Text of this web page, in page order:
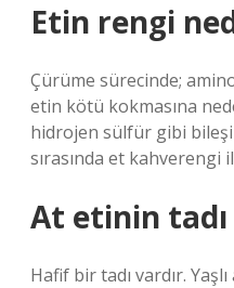
Etin rengi
Çürüme sürecinde;
etin kötü kokmasına
hidrojen sülfür gibi
sırasında et kahverengi
At etinin
Hafif bir tadı vardır.